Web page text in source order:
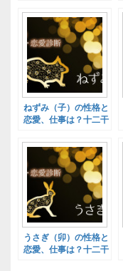
ねずみ（子）の性格と
恋愛、仕事は？十二干
うさぎ（卯）の性格と
恋愛、仕事は？十二干